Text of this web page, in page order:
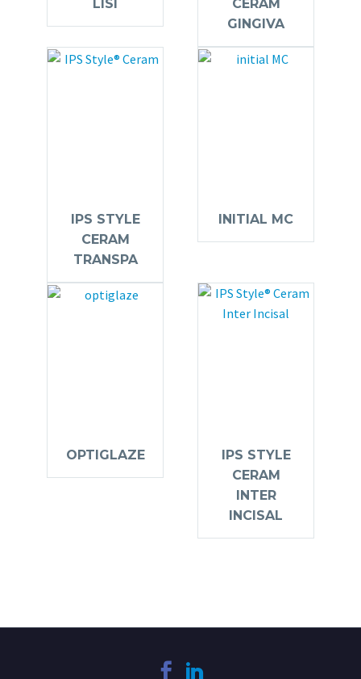
LISI
CERAM
GINGIVA
IPS STYLE
CERAM
TRANSPA
INITIAL MC
OPTIGLAZE
IPS STYLE
CERAM
INTER
INCISAL